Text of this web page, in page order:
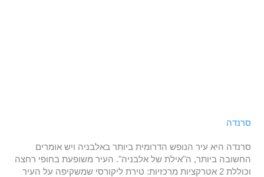
סרנדה
סרנדה היא עיר הנופש הדרומית ביותר באלבניה ויש אומרים
החשובה ביותר, ה"אילת של אלבניה". העיר משופעת בחופי רחצה
וכוללת 2 אטרקציות מרכזיות: טירת ליקורסי שמשקיפה על העיר